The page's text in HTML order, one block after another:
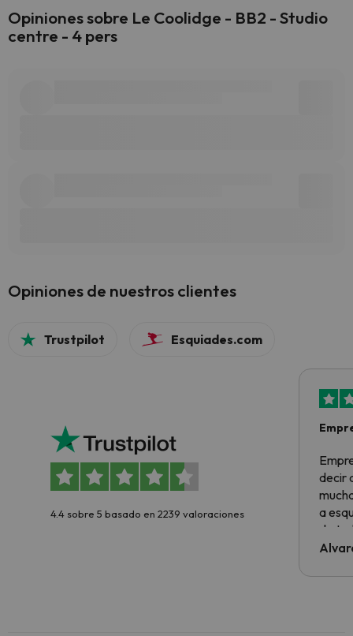
Opiniones sobre Le Coolidge - BB2 - Studio
centre - 4 pers
Opiniones de nuestros clientes
Trustpilot Esquiades.com
4.4 sobre 5 basado en 2239 valoraciones
decir
a
de
al
culpa